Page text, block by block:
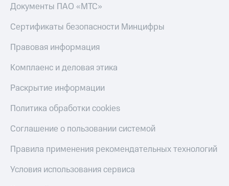
Документы ПАО «МТС»
Сертификаты безопасности Минцифры
Правовая информация
Комплаенс и деловая этика
Раскрытие информации
Политика обработки cookies
Соглашение о пользовании системой
Правила применения рекомендательных технологий
Условия использования сервиса